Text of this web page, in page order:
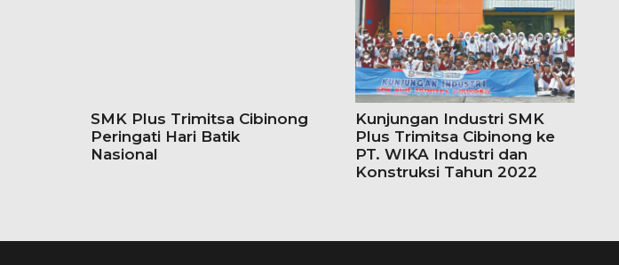
SMK Plus Trimitsa Cibinong
Peringati Hari Batik
Nasional
Kunjungan Industri SMK
Plus Trimitsa Cibinong ke
PT. WIKA Industri dan
Konstruksi Tahun 2022